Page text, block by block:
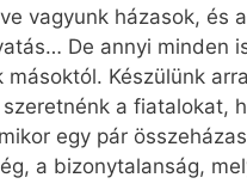
vagyunk házasok, és
De annyi minden
Készülünk
a fiatalokat,
egy pár
a bizonytalanság,